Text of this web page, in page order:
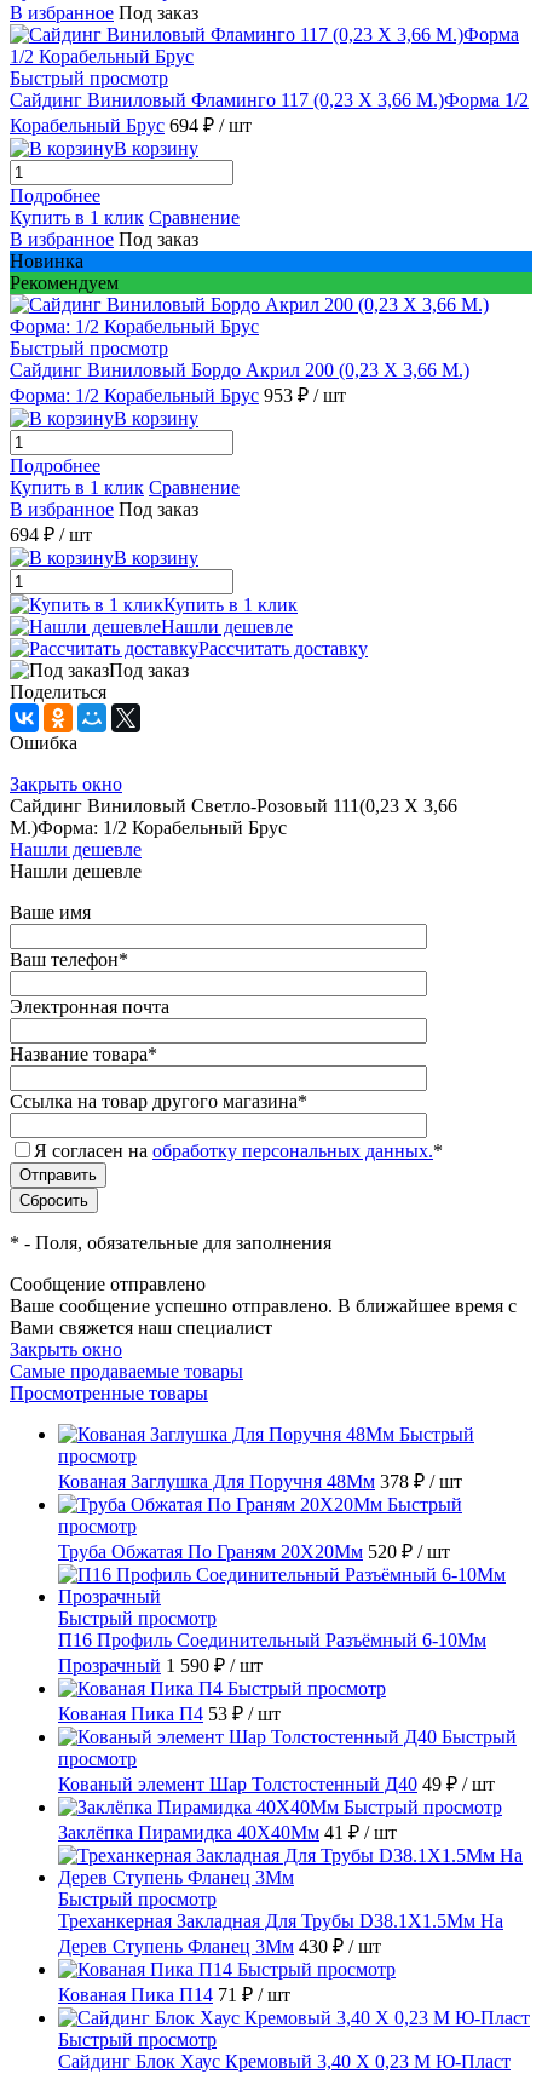
В избранное Под заказ
Быстрый просмотр
Сайдинг Виниловый Фламинго 117 (0,23 Х 3,66 М.)Форма 1/2
Корабельный Брус 694 ₽ / шт
В корзину
Подробнее
Купить в 1 клик Сравнение
В избранное Под заказ
Новинка
Рекомендуем
Быстрый просмотр
Сайдинг Виниловый Бордо Акрил 200 (0,23 Х 3,66 М.)
Форма: 1/2 Корабельный Брус 953 ₽ / шт
В корзину
Подробнее
Купить в 1 клик Сравнение
В избранное Под заказ
694 ₽ / шт
В корзину
Купить в 1 клик
Нашли дешевле
Рассчитать доставку
Под заказ
Поделиться
Ошибка
Закрыть окно
Сайдинг Виниловый Светло-Розовый 111(0,23 Х 3,66
М.)Форма: 1/2 Корабельный Брус
Нашли дешевле
Нашли дешевле
Ваше имя
Ваш телефон*
Электронная почта
Название товара*
Ссылка на товар другого магазина*
Я согласен на обработку персональных данных.*
* - Поля, обязательные для заполнения
Сообщение отправлено
Ваше сообщение успешно отправлено. В ближайшее время с
Вами свяжется наш специалист
Закрыть окно
Самые продаваемые товары
Просмотренные товары
Быстрый
просмотр
Кованая Заглушка Для Поручня 48Мм 378 ₽ / шт
Быстрый
просмотр
Труба Обжатая По Граням 20X20Мм 520 ₽ / шт
Быстрый просмотр
П16 Профиль Соединительный Разъёмный 6-10Мм
Прозрачный 1 590 ₽ / шт
Быстрый просмотр
Кованая Пика П4 53 ₽ / шт
Быстрый
просмотр
Кованый элемент Шар Толстостенный Д40 49 ₽ / шт
Быстрый просмотр
Заклёпка Пирамидка 40X40Мм 41 ₽ / шт
Быстрый просмотр
Треханкерная Закладная Для Трубы D38.1Х1.5Мм На
Дерев Ступень Фланец 3Мм 430 ₽ / шт
Быстрый просмотр
Кованая Пика П14 71 ₽ / шт
Быстрый просмотр
Сайдинг Блок Хаус Кремовый 3,40 Х 0,23 М Ю-Пласт